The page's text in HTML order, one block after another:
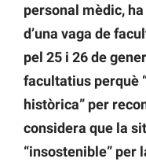
personal mèdic,
d’una vaga de
pel 25 i 26 de
facultatius perquè
històrica” per
considera que la
“insostenible” per